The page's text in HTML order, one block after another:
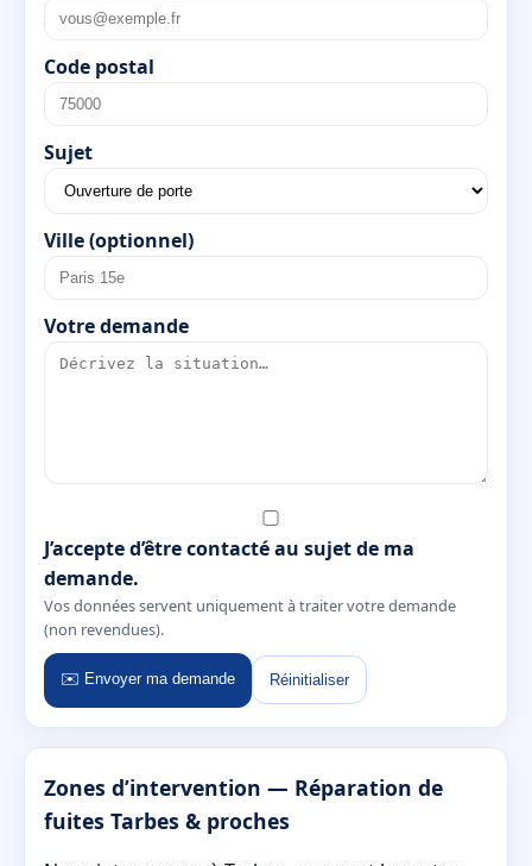
Code postal
Sujet
Ville (optionnel)
Votre demande
J’accepte d’être contacté au sujet de ma
demande.
Vos données servent uniquement à traiter votre demande
(non revendues).
✉️ Envoyer ma demande Réinitialiser
Zones d’intervention — Réparation de
fuites Tarbes & proches